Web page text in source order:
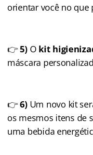
orientar você no que
👉5)O kit
máscara
👉6)Um novo kit
os mesmos itens de
uma bebida